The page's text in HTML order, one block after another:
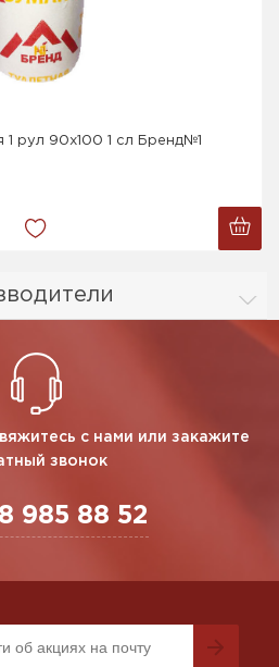
рул 90х100 1 сл Бренд№1
с нами или закажите
звонок
985 88 52